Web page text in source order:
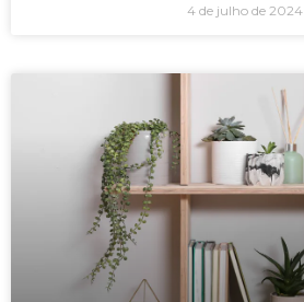
4 de julho de 2024